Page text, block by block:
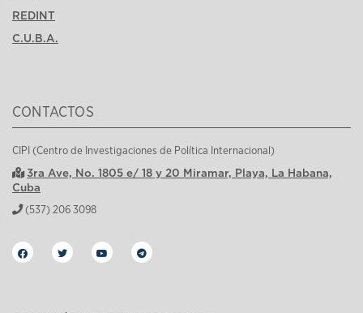
REDINT
C.U.B.A.
CONTACTOS
CIPI (Centro de Investigaciones de Política Internacional)
3ra Ave, No. 1805 e/ 18 y 20 Miramar, Playa, La Habana,
Cuba
(537) 206 3098